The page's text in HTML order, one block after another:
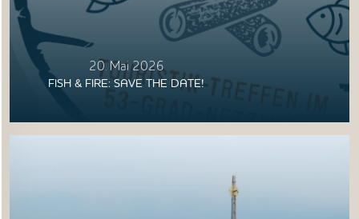
20. Mai 2026
FISH & FIRE: SAVE THE DATE!